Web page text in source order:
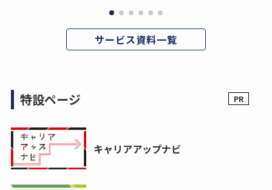
サービス資料一覧
特設ページ
キャリアアップナビ